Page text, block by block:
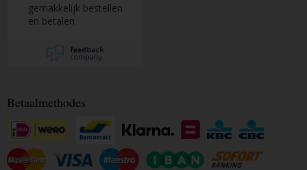
gemakkelijk bestellen
en betalen
Betaalmethodes